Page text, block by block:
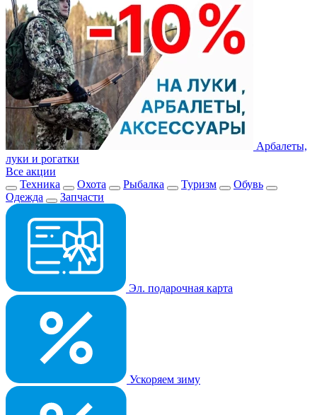
Арбалеты,
луки и рогатки
Все акции
Техника
Охота Рыбалка Туризм
Обувь
Одежда
Запчасти
Эл. подарочная карта
Ускоряем зиму